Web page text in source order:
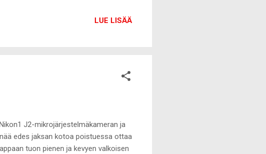
LUE LISÄÄ
J2-mikrojärjestelmäkameran ja
edes jaksan kotoa poistuessa ottaa
tuon pienen ja kevyen valkoisen